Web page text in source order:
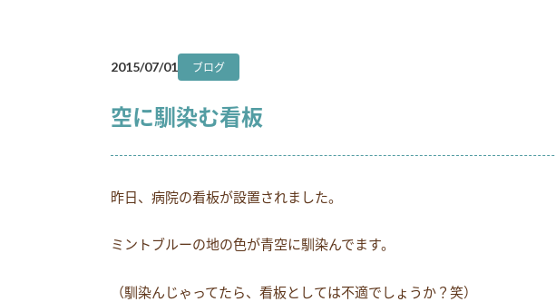
2015/07/01 ブログ
空に馴染む看板
昨日、病院の看板が設置されました。
ミントブルーの地の色が青空に馴染んでます。
（馴染んじゃってたら、看板としては不適でしょうか？笑）